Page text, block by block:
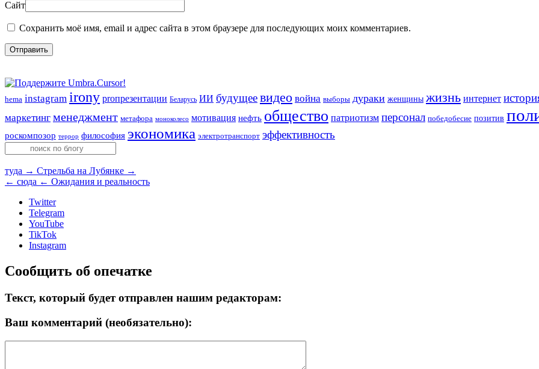
Сайт
Сохранить моё имя, email и адрес сайта в этом браузере для последующих моих комментариев.
hema instagram irony proпрезентации Беларусь ИИ будущеевидео война выборы дураки женщины жизнь интернет
маркетинг менеджмент метафора моноколесо мотивация нефть общество патриотизм персонал победобесие позитив
роскомпозор террор философия экономика электротранспорт эффективность
туда → Стрельба на Лубянке →
← сюда ← Ожидания и реальность
Twitter
Telegram
YouTube
TikTok
Instagram
Сообщить об опечатке
Текст, который будет отправлен нашим редакторам:
Ваш комментарий (необязательно):